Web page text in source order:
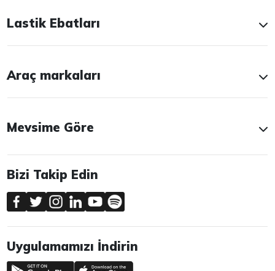
Lastik Ebatları
Araç markaları
Mevsime Göre
Bizi Takip Edin
Uygulamamızı İndirin